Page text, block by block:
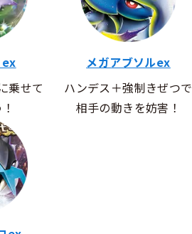
ex
乗せて
メガアブソルex
ハンデス＋強制きぜつで
相手の動きを妨害！